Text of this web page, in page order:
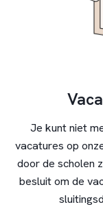
Je kunt niet
vacatures op
door de scholen
besluit om de